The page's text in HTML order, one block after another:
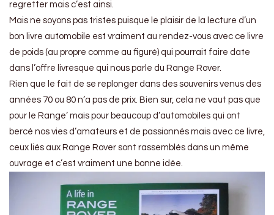
regretter mais c’est ainsi.
Mais ne soyons pas tristes puisque le plaisir de la lecture d’un
bon livre automobile est vraiment au rendez-vous avec ce livre
de poids (au propre comme au figuré) qui pourrait faire date
dans l’offre livresque qui nous parle du Range Rover.
Rien que le fait de se replonger dans des souvenirs venus des
années 70 ou 80 n’a pas de prix. Bien sur, cela ne vaut pas que
pour le Range’ mais pour beaucoup d’automobiles qui ont
bercé nos vies d’amateurs et de passionnés mais avec ce livre,
ceux liés aux Range Rover sont rassemblés dans un même
ouvrage et c’est vraiment une bonne idée.